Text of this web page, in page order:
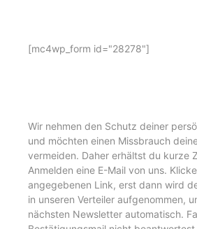
[mc4wp_form id="28278"]
Wir nehmen den Schutz deiner
und möchten einen Missbrauch
vermeiden. Daher erhältst du kurze
Anmelden eine E-Mail von uns.
angegebenen Link, erst dann wird
in unseren Verteiler aufgenommen,
nächsten Newsletter automatisch.